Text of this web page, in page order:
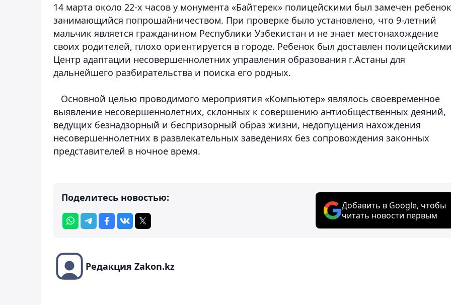
14 марта около 22-х часов у монумента «Байтерек» полицейскими был замечен
занимающийся попрошайничеством. При проверке было установлено, что 9-летний
мальчик является гражданином Республики Узбекистан и не знает местонахождение
своих родителей, плохо ориентируется в городе. Ребенок был доставлен
Центр адаптации несовершеннолетних управления образования г.Астаны для
дальнейшего разбирательства и поиска его родных.
Основной целью проводимого мероприятия «Компьютер» являлось своевременное
выявление несовершеннолетних, склонных к совершению антиобщественных деяний,
ведущих безнадзорный и беспризорный образ жизни, недопущения нахождения
несовершеннолетних в развлекательных заведениях без сопровождения законных
представителей в ночное время.
Поделитесь новостью:
Добавить в Google, чтобы
читать новости первым
Редакция Zakon.kz